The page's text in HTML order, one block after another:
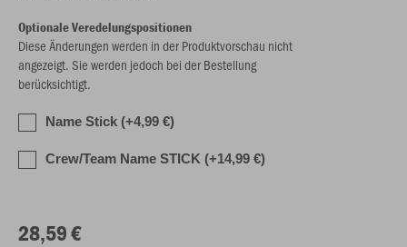
Optionale Veredelungspositionen
Diese Änderungen werden in der Produktvorschau nicht
angezeigt. Sie werden jedoch bei der Bestellung
berücksichtigt.
Name Stick (+4,99 €)
Crew/Team Name STICK (+14,99 €)
28,59 €